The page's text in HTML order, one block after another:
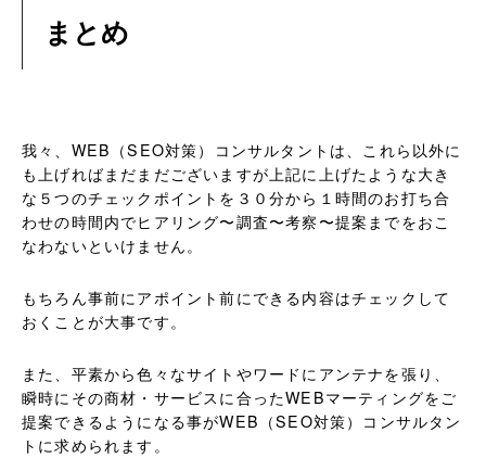
まとめ
我々、WEB（SEO対策）コンサルタントは、これら以外に
も上げればまだまだございますが上記に上げたような大き
な５つのチェックポイントを３０分から１時間のお打ち合
わせの時間内でヒアリング〜調査〜考察〜提案までをおこ
なわないといけません。
もちろん事前にアポイント前にできる内容はチェックして
おくことが大事です。
また、平素から色々なサイトやワードにアンテナを張り、
瞬時にその商材・サービスに合ったWEBマーティングをご
提案できるようになる事がWEB（SEO対策）コンサルタン
トに求められます。